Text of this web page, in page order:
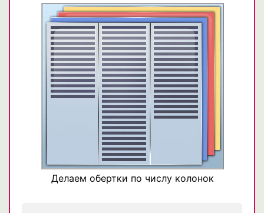
Делаем обертки по числу колонок